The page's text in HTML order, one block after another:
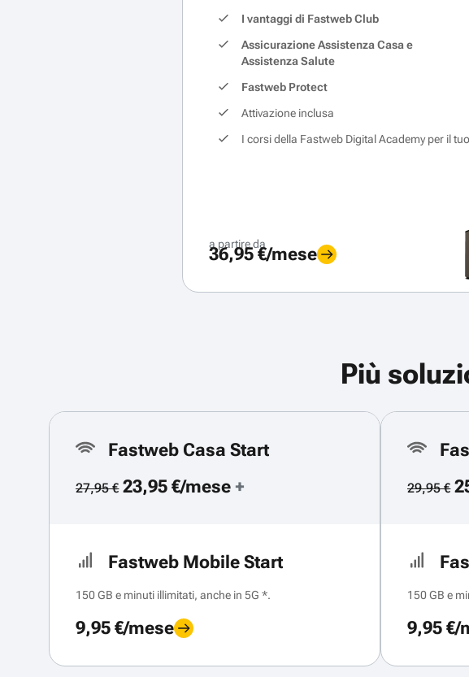
I vantaggi di Fastweb Club
Assicurazione Assistenza Casa e
Assistenza Salute
Fastweb Protect
Attivazione inclusa
I corsi della Fastweb Digital Academy per il
a partire da
36,95 €/mese
Più
Fastweb Casa Start
27,95 €23,95 €/mese +
Fastweb Mobile Start
150 GB e minuti illimitati, anche in 5G *.
9,95 €/mese
29,95 €
150 GB e
9,95 €/